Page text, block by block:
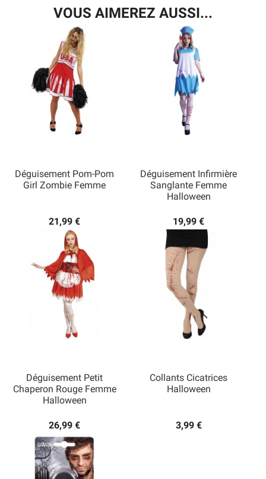
VOUS AIMEREZ AUSSI...
Déguisement Pom-Pom
Girl Zombie Femme
21,99 €
Déguisement Infirmière
Sanglante Femme
Halloween
19,99 €
Déguisement Petit
Chaperon Rouge Femme
Halloween
26,99 €
Collants Cicatrices
Halloween
3,99 €